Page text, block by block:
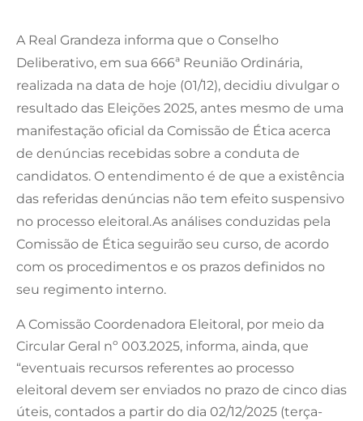
A Real Grandeza informa que o Conselho
Deliberativo, em sua 666ª Reunião Ordinária,
realizada na data de hoje (01/12), decidiu divulgar o
resultado das Eleições 2025, antes mesmo de uma
manifestação oficial da Comissão de Ética acerca
de denúncias recebidas sobre a conduta de
candidatos. O entendimento é de que a existência
das referidas denúncias não tem efeito suspensivo
no processo eleitoral.As análises conduzidas pela
Comissão de Ética seguirão seu curso, de acordo
com os procedimentos e os prazos definidos no
seu regimento interno.
A Comissão Coordenadora Eleitoral, por meio da
Circular Geral nº 003.2025, informa, ainda, que
“eventuais recursos referentes ao processo
eleitoral devem ser enviados no prazo de cinco dias
úteis, contados a partir do dia 02/12/2025 (terça-